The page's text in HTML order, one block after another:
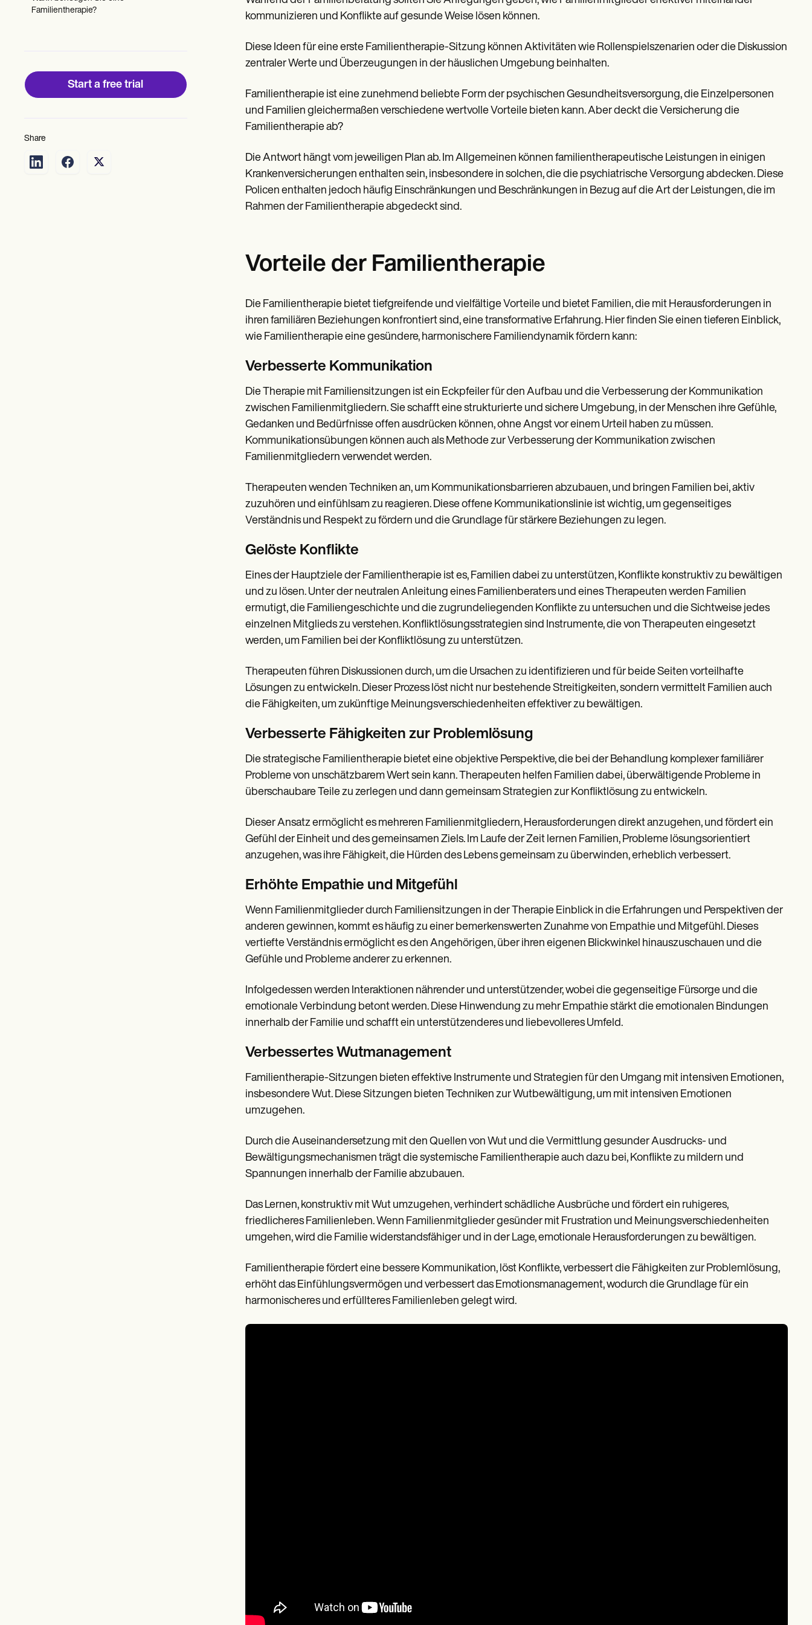
Help Center
Become a Partner
Pricing
Why Carepatron?
Familientherapie?
Start a free trial
Share
kommunizieren und Konflikte auf gesunde Weise lösen können.
Diese Ideen für eine erste Familientherapie-Sitzung können Aktivitäten wie Rollenspielszenarien oder die Diskussion
zentraler Werte und Überzeugungen in der häuslichen Umgebung beinhalten.
Familientherapie ist eine zunehmend beliebte Form der psychischen Gesundheitsversorgung, die Einzelpersonen
und Familien gleichermaßen verschiedene wertvolle Vorteile bieten kann. Aber deckt die Versicherung die
Familientherapie ab?
Die Antwort hängt vom jeweiligen Plan ab. Im Allgemeinen können familientherapeutische Leistungen in einigen
Krankenversicherungen enthalten sein, insbesondere in solchen, die die psychiatrische Versorgung abdecken. Diese
Policen enthalten jedoch häufig Einschränkungen und Beschränkungen in Bezug auf die Art der Leistungen, die im
Rahmen der Familientherapie abgedeckt sind.
Vorteile der Familientherapie
Die Familientherapie bietet tiefgreifende und vielfältige Vorteile und bietet Familien, die mit Herausforderungen in
ihren familiären Beziehungen konfrontiert sind, eine transformative Erfahrung. Hier finden Sie einen tieferen Einblick,
wie Familientherapie eine gesündere, harmonischere Familiendynamik fördern kann:
Verbesserte Kommunikation
Die Therapie mit Familiensitzungen ist ein Eckpfeiler für den Aufbau und die Verbesserung der Kommunikation
zwischen Familienmitgliedern. Sie schafft eine strukturierte und sichere Umgebung, in der Menschen ihre Gefühle,
Gedanken und Bedürfnisse offen ausdrücken können, ohne Angst vor einem Urteil haben zu müssen.
Kommunikationsübungen können auch als Methode zur Verbesserung der Kommunikation zwischen
Familienmitgliedern verwendet werden.
Therapeuten wenden Techniken an, um Kommunikationsbarrieren abzubauen, und bringen Familien bei, aktiv
zuzuhören und einfühlsam zu reagieren. Diese offene Kommunikationslinie ist wichtig, um gegenseitiges
Verständnis und Respekt zu fördern und die Grundlage für stärkere Beziehungen zu legen.
Gelöste Konflikte
Eines der Hauptziele der Familientherapie ist es, Familien dabei zu unterstützen, Konflikte konstruktiv zu bewältigen
und zu lösen. Unter der neutralen Anleitung eines Familienberaters und eines Therapeuten werden Familien
ermutigt, die Familiengeschichte und die zugrundeliegenden Konflikte zu untersuchen und die Sichtweise jedes
einzelnen Mitglieds zu verstehen. Konfliktlösungsstrategien sind Instrumente, die von Therapeuten eingesetzt
werden, um Familien bei der Konfliktlösung zu unterstützen.
Therapeuten führen Diskussionen durch, um die Ursachen zu identifizieren und für beide Seiten vorteilhafte
Lösungen zu entwickeln. Dieser Prozess löst nicht nur bestehende Streitigkeiten, sondern vermittelt Familien auch
die Fähigkeiten, um zukünftige Meinungsverschiedenheiten effektiver zu bewältigen.
Verbesserte Fähigkeiten zur Problemlösung
Die strategische Familientherapie bietet eine objektive Perspektive, die bei der Behandlung komplexer familiärer
Probleme von unschätzbarem Wert sein kann. Therapeuten helfen Familien dabei, überwältigende Probleme in
überschaubare Teile zu zerlegen und dann gemeinsam Strategien zur Konfliktlösung zu entwickeln.
Dieser Ansatz ermöglicht es mehreren Familienmitgliedern, Herausforderungen direkt anzugehen, und fördert ein
Gefühl der Einheit und des gemeinsamen Ziels. Im Laufe der Zeit lernen Familien, Probleme lösungsorientiert
anzugehen, was ihre Fähigkeit, die Hürden des Lebens gemeinsam zu überwinden, erheblich verbessert.
Erhöhte Empathie und Mitgefühl
Wenn Familienmitglieder durch Familiensitzungen in der Therapie Einblick in die Erfahrungen und Perspektiven der
anderen gewinnen, kommt es häufig zu einer bemerkenswerten Zunahme von Empathie und Mitgefühl. Dieses
vertiefte Verständnis ermöglicht es den Angehörigen, über ihren eigenen Blickwinkel hinauszuschauen und die
Gefühle und Probleme anderer zu erkennen.
Infolgedessen werden Interaktionen nährender und unterstützender, wobei die gegenseitige Fürsorge und die
emotionale Verbindung betont werden. Diese Hinwendung zu mehr Empathie stärkt die emotionalen Bindungen
innerhalb der Familie und schafft ein unterstützenderes und liebevolleres Umfeld.
Verbessertes Wutmanagement
Familientherapie-Sitzungen bieten effektive Instrumente und Strategien für den Umgang mit intensiven Emotionen,
insbesondere Wut. Diese Sitzungen bieten Techniken zur Wutbewältigung, um mit intensiven Emotionen
umzugehen.
Durch die Auseinandersetzung mit den Quellen von Wut und die Vermittlung gesunder Ausdrucks- und
Bewältigungsmechanismen trägt die systemische Familientherapie auch dazu bei, Konflikte zu mildern und
Spannungen innerhalb der Familie abzubauen.
Das Lernen, konstruktiv mit Wut umzugehen, verhindert schädliche Ausbrüche und fördert ein ruhigeres,
friedlicheres Familienleben. Wenn Familienmitglieder gesünder mit Frustration und Meinungsverschiedenheiten
umgehen, wird die Familie widerstandsfähiger und in der Lage, emotionale Herausforderungen zu bewältigen.
Familientherapie fördert eine bessere Kommunikation, löst Konflikte, verbessert die Fähigkeiten zur Problemlösung,
erhöht das Einfühlungsvermögen und verbessert das Emotionsmanagement, wodurch die Grundlage für ein
harmonischeres und erfüllteres Familienleben gelegt wird.